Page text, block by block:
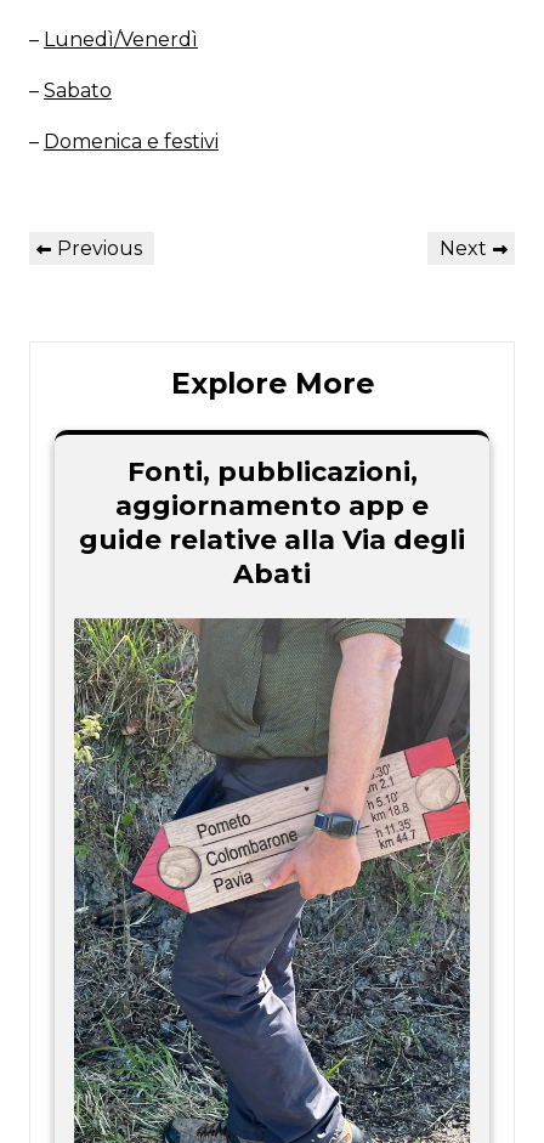
– Lunedì/Venerdì
– Sabato
– Domenica e festivi
Navigazione
Previous
Previous
Next
Next
Explore More
Fonti, pubblicazioni,
aggiornamento app e
guide relative alla Via degli
Abati